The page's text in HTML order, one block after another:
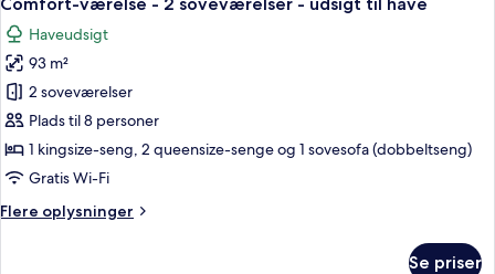
bjergudsigt
senge
aircondition
bjergudsigt
alle
billeder
af
Comfort-
værelse
-
2
-
Haveudsigt
93 m²
2 soveværelser
Plads til 8 personer
1 kingsize-seng, 2 queensize-senge og 1 sovesofa (dobbeltseng)
Gratis Wi-Fi
Flere oplysninger
Flere
Se priser